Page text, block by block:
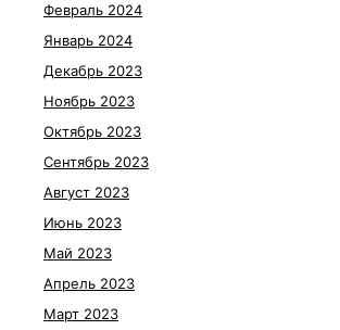
Февраль 2024
Январь 2024
Декабрь 2023
Ноябрь 2023
Октябрь 2023
Сентябрь 2023
Август 2023
Июнь 2023
Май 2023
Апрель 2023
Март 2023